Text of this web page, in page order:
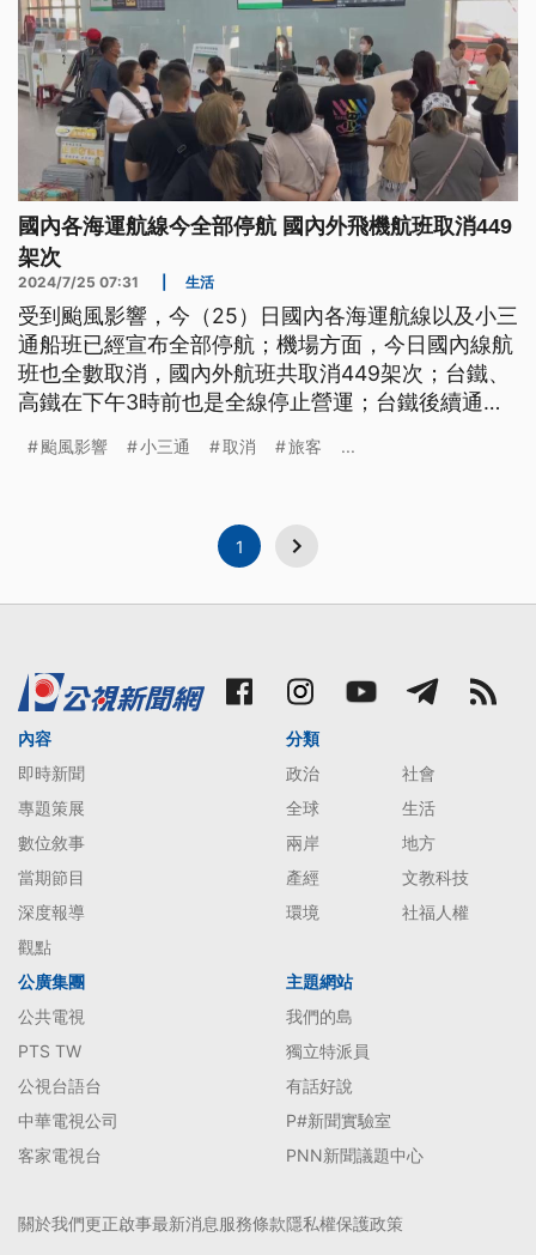
國內各海運航線今全部停航 國內外飛機航班取消449
架次
2024/7/25 07:31 生活
受到颱風影響，今（25）日國內各海運航線以及小三
通船班已經宣布全部停航；機場方面，今日國內線航
班也全數取消，國內外航班共取消449架次；台鐵、
高鐵在下午3時前也是全線停止營運；台鐵後續通車
捷運多條線班距大約15分鐘。
颱風影響 小三通 取消 旅客 ...
1
內容
即時新聞
專題策展
數位敘事
當期節目
深度報導
觀點
分類
政治
社會
全球
生活
兩岸
地方
產經
文教科技
環境
社福人權
公廣集團
公共電視
PTS TW
公視台語台
中華電視公司
客家電視台
主題網站
我們的島
獨立特派員
有話好說
P#新聞實驗室
PNN新聞議題中心
關於我們更正啟事最新消息服務條款隱私權保護政策